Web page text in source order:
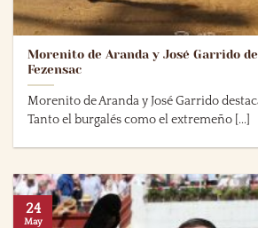
Morenito de Aranda y José Garrido
Fezensac
Morenito de Aranda y José Garrido
Tanto el burgalés como el extremeño [...]
24
May